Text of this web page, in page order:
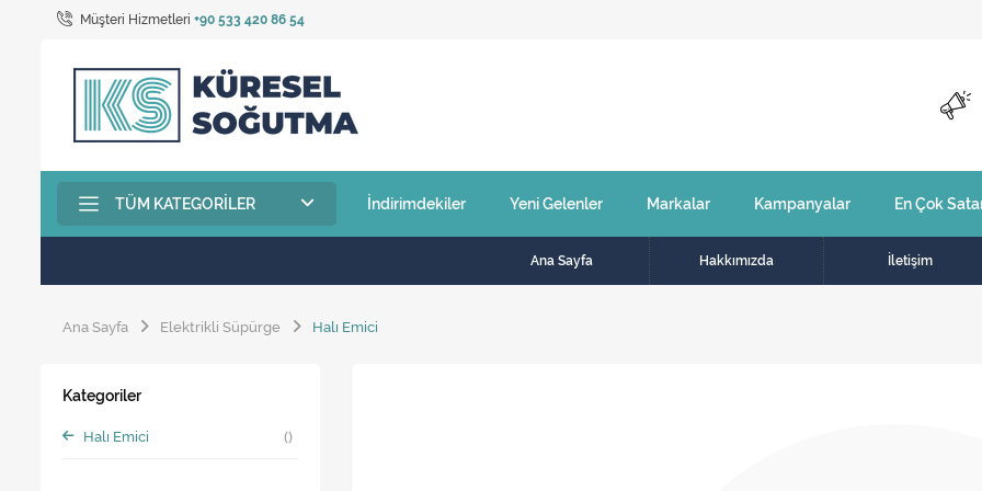
Müşteri Hizmetleri +90 533 420 86 54
TÜM KATEGORILER İndirimdekiler Yeni Gelenler Markalar Kampanyalar En Çok
Ana Sayfa Hakkımızda İletişim
Ana Sayfa Elektrikli Süpürge Halı Emici
Kategoriler
Halı Emici ()